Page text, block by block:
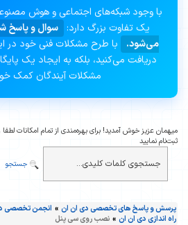
با وجود شبکه‌های اجتماعی و هوش
یک تفاوت بزرگ دارد: سوال و پاسخ
می‌شود.
با طرح مشکلات فنی خود در
دریافت می‌کنید، بلکه به ایجاد یک
مشکلات آیندگان کمک
میهمان عزیز خوش آمدید! برای بهره‌مندی از تمام امکانات
ثبت‌نام نمایید
جستجو
پرسش و پاسخ های تخصصی دی ان ان » انجمن تخصصی
راه اندازی دی ان ان » نصب روی سی پنل